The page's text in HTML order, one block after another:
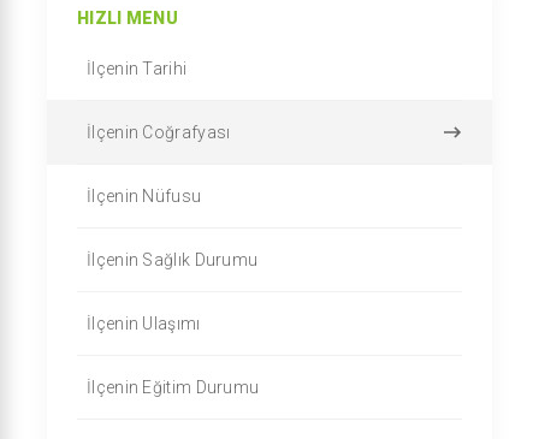
HIZLI MENU
İlçenin Tarihi
İlçenin Coğrafyası
İlçenin Nüfusu
İlçenin Sağlık Durumu
İlçenin Ulaşımı
İlçenin Eğitim Durumu